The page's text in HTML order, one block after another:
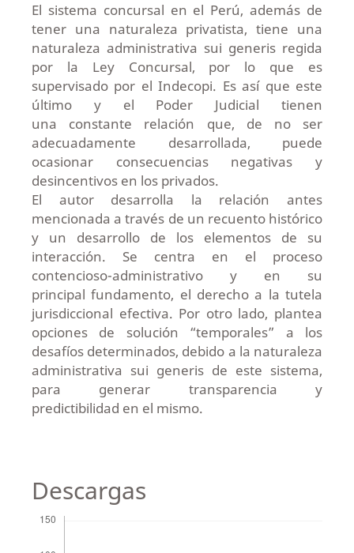
El sistema concursal en el Perú, además de
tener una naturaleza privatista, tiene una
naturaleza administrativa sui generis regida
por la Ley Concursal, por lo que es
supervisado por el Indecopi. Es así que este
último y el Poder Judicial tienen
una constante relación que, de no ser
adecuadamente desarrollada, puede
ocasionar consecuencias negativas y
desincentivos en los privados.
El autor desarrolla la relación antes
mencionada a través de un recuento histórico
y un desarrollo de los elementos de su
interacción. Se centra en el proceso
contencioso-administrativo y en su
principal fundamento, el derecho a la tutela
jurisdiccional efectiva. Por otro lado, plantea
opciones de solución “temporales” a los
desafíos determinados, debido a la naturaleza
administrativa sui generis de este sistema,
para generar transparencia y
predictibilidad en el mismo.
Descargas